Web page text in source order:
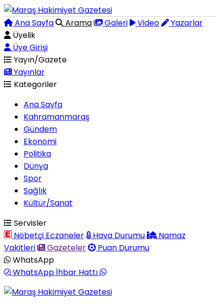
Ana Sayfa Arama Galeri Video
Yazarlar
Üyelik
Üye Girişi
Yayın/Gazete
Yayınlar
Kategoriler
Ana Sayfa
Kahramanmaraş
Gündem
Ekonomi
Politika
Dünya
Spor
Sağlık
Kültür/Sanat
Servisler
Nöbetçi Eczaneler
Hava Durumu
Namaz
Vakitleri
Gazeteler
Puan Durumu
WhatsApp
WhatsApp İhbar Hattı